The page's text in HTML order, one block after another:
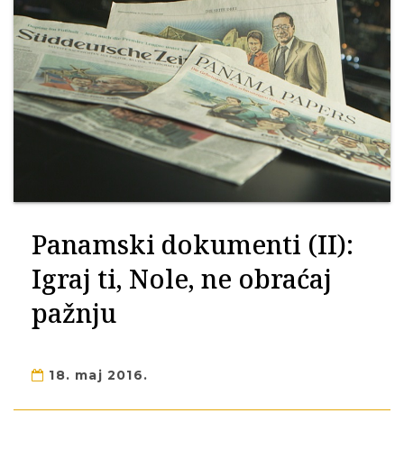
Panamski dokumenti (II):
Igraj ti, Nole, ne obraćaj
pažnju
18. maj 2016.